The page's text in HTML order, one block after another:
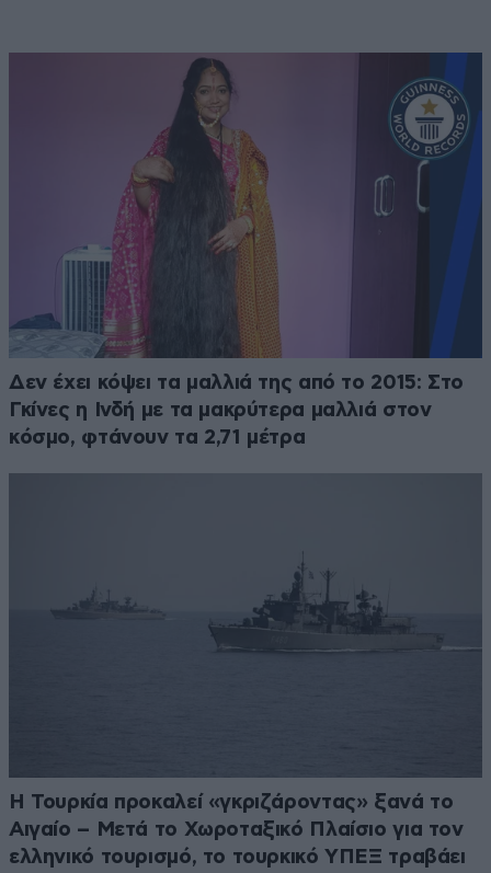
Δεν έχει κόψει τα μαλλιά της από το 2015: Στο
Γκίνες η Ινδή με τα μακρύτερα μαλλιά στον
κόσμο, φτάνουν τα 2,71 μέτρα
Η Τουρκία προκαλεί «γκριζάροντας» ξανά το
Αιγαίο – Μετά το Χωροταξικό Πλαίσιο για τον
ελληνικό τουρισμό, το τουρκικό ΥΠΕΞ τραβάει